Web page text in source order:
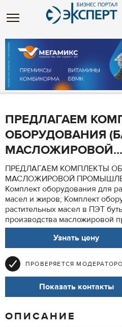
ПРЕДЛАГАЕМ
ОБОРУДОВАНИЯ
МАСЛОЖИРОВОЙ...
ПРЕДЛАГАЕМ КОМПЛЕКТЫ
МАСЛОЖИРОВОЙ
Комплект оборудования для
масел и жиров; Комплект
растительных масел в ПЭТ
производства масложировой
Узнать цену
ПРОВЕРЯЕТСЯ
Показать контакты
ОПИСАНИЕ